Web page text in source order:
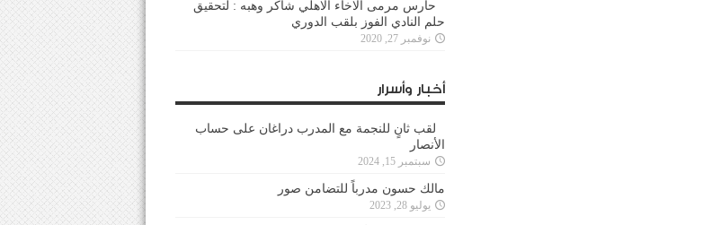
حارس مرمى الاخاء الاهلي شاكر وهبه : لتحقيق
حلم النادي الفوز بلقب الدوري
نوفمبر 27, 2020
أخبار وأسرار
لقب ثانٍ للنجمة مع المدرب دراغان على حساب
الأنصار
سبتمبر 15, 2024
مالك حسون مدرباً للتضامن صور
يوليو 28, 2023